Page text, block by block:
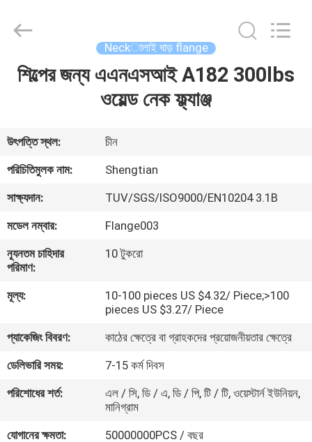
বাড়ি
ভিডিও
VR
প্রদর্শন
আমাদের
সম্পর্কে
কারখানা
ভ্রমণ
Group
Reserved.
Developed
Neckালাই ঘাড় flange
শিল্পের জন্য এএনএসআই A182 300lbs
ওয়েল্ড নেক ফ্ল্যাঞ্জ
উৎপত্তি স্থল:
চীন
পরিচিতিমুলক নাম:
Shengtian
সাক্ষ্যদান:
TUV/SGS/ISO9000/EN10204 3.1B
মডেল নম্বার:
Flange003
ন্যূনতম চাহিদার
পরিমাণ:
10 টুকরো
মূল্য:
10-100 pieces US $4.32/ Piece;>100
pieces US $3.27/ Piece
প্যাকেজিং বিবরণ:
কাঠের ক্ষেত্রে বা গ্রাহকদের প্রয়োজনীয়তার ক্ষেত্রে
ডেলিভারি সময়:
7-15 কর্ম দিবস
পরিশোধের শর্ত:
এল / সি, ডি / এ, ডি / পি, টি / টি, ওয়েস্টার্ন ইউনিয়ন,
মানিগ্রাম
যোগানের ক্ষমতা:
50000000PCS / বছর